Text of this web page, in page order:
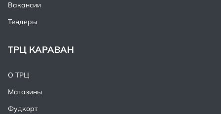
Вакансии
Тендеры
ТРЦ КАРАВАН
О ТРЦ
Магазины
Фудкорт